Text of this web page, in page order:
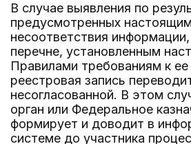
В случае выявления по
предусмотренных
несоответствия
перечне, установленным
Правилами требованиям к
реестровая запись
несогласованной. В этом
орган или Федеральное
формирует и доводит в
системе до участника